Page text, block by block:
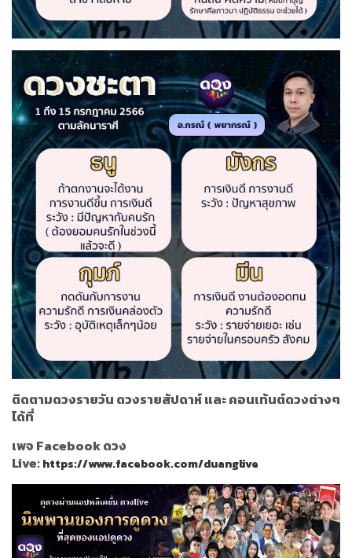
ติดตามดวงรายวัน ดวงรายสัปดาห์ และ คอนเท้นต์ดวงต่างๆ
ได้ที่
เพจ Facebook ดวง
Live:https://www.facebook.com/duanglive